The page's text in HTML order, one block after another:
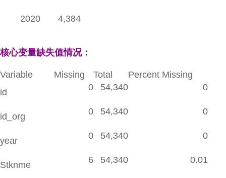
2020 4,384
核心变量缺失值情况：
Variable Missing Total
Percent Missing
id
0 54,340 0
id_org 0 54,340 0
year 0 54,340 0
Stknme 6 54,340 0.01